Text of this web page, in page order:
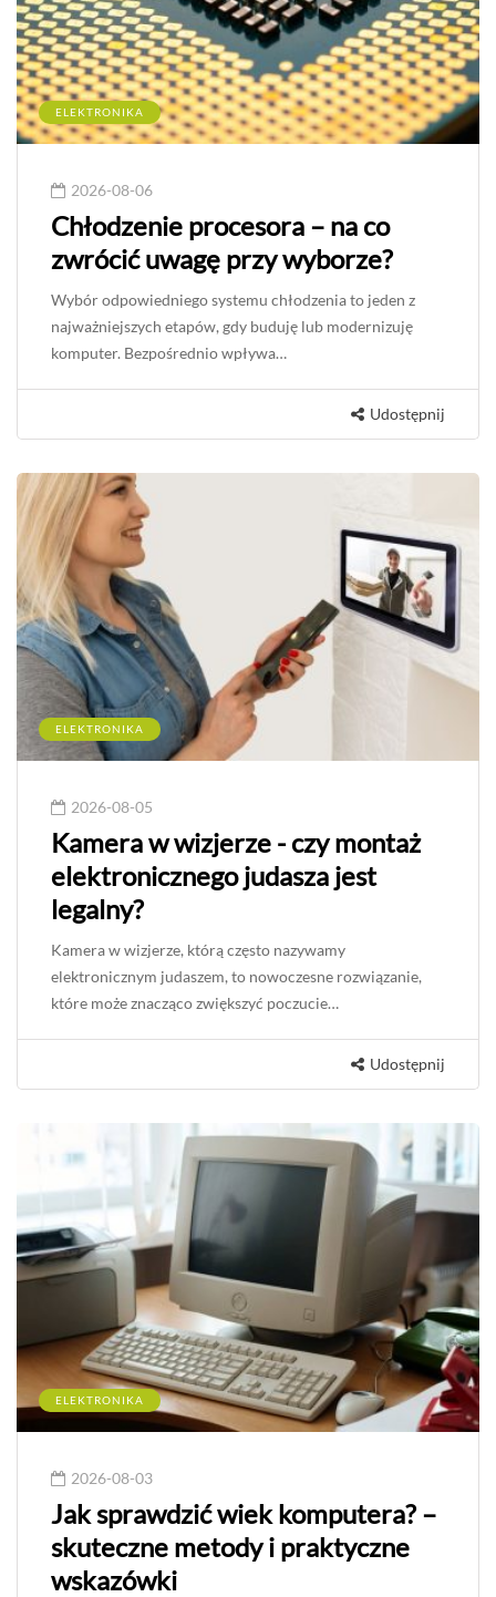
ELEKTRONIKA
2026-08-06
Chłodzenie procesora – na co
zwrócić uwagę przy wyborze?
Wybór odpowiedniego systemu chłodzenia to jeden z
najważniejszych etapów, gdy buduję lub modernizuję
komputer. Bezpośrednio wpływa…
Udostępnij
ELEKTRONIKA
2026-08-05
Kamera w wizjerze - czy montaż
elektronicznego judasza jest
legalny?
Kamera w wizjerze, którą często nazywamy
elektronicznym judaszem, to nowoczesne rozwiązanie,
które może znacząco zwiększyć poczucie…
Udostępnij
ELEKTRONIKA
2026-08-03
Jak sprawdzić wiek komputera? –
skuteczne metody i praktyczne
wskazówki